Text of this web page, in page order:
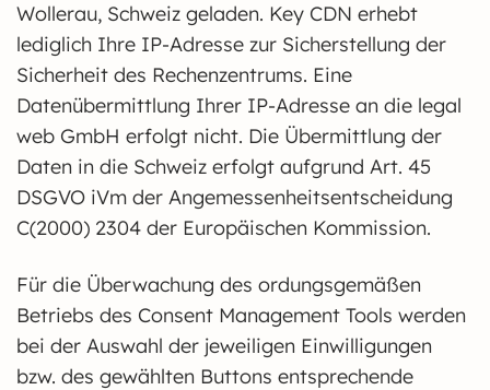
Wollerau, Schweiz geladen. Key CDN erhebt
lediglich Ihre IP-Adresse zur Sicherstellung der
Sicherheit des Rechenzentrums. Eine
Datenübermittlung Ihrer IP-Adresse an die legal
web GmbH erfolgt nicht. Die Übermittlung der
Daten in die Schweiz erfolgt aufgrund Art. 45
DSGVO iVm der Angemessenheitsentscheidung
C(2000) 2304 der Europäischen Kommission.
Für die Überwachung des ordungsgemäßen
Betriebs des Consent Management Tools werden
bei der Auswahl der jeweiligen Einwilligungen
bzw. des gewählten Buttons entsprechende